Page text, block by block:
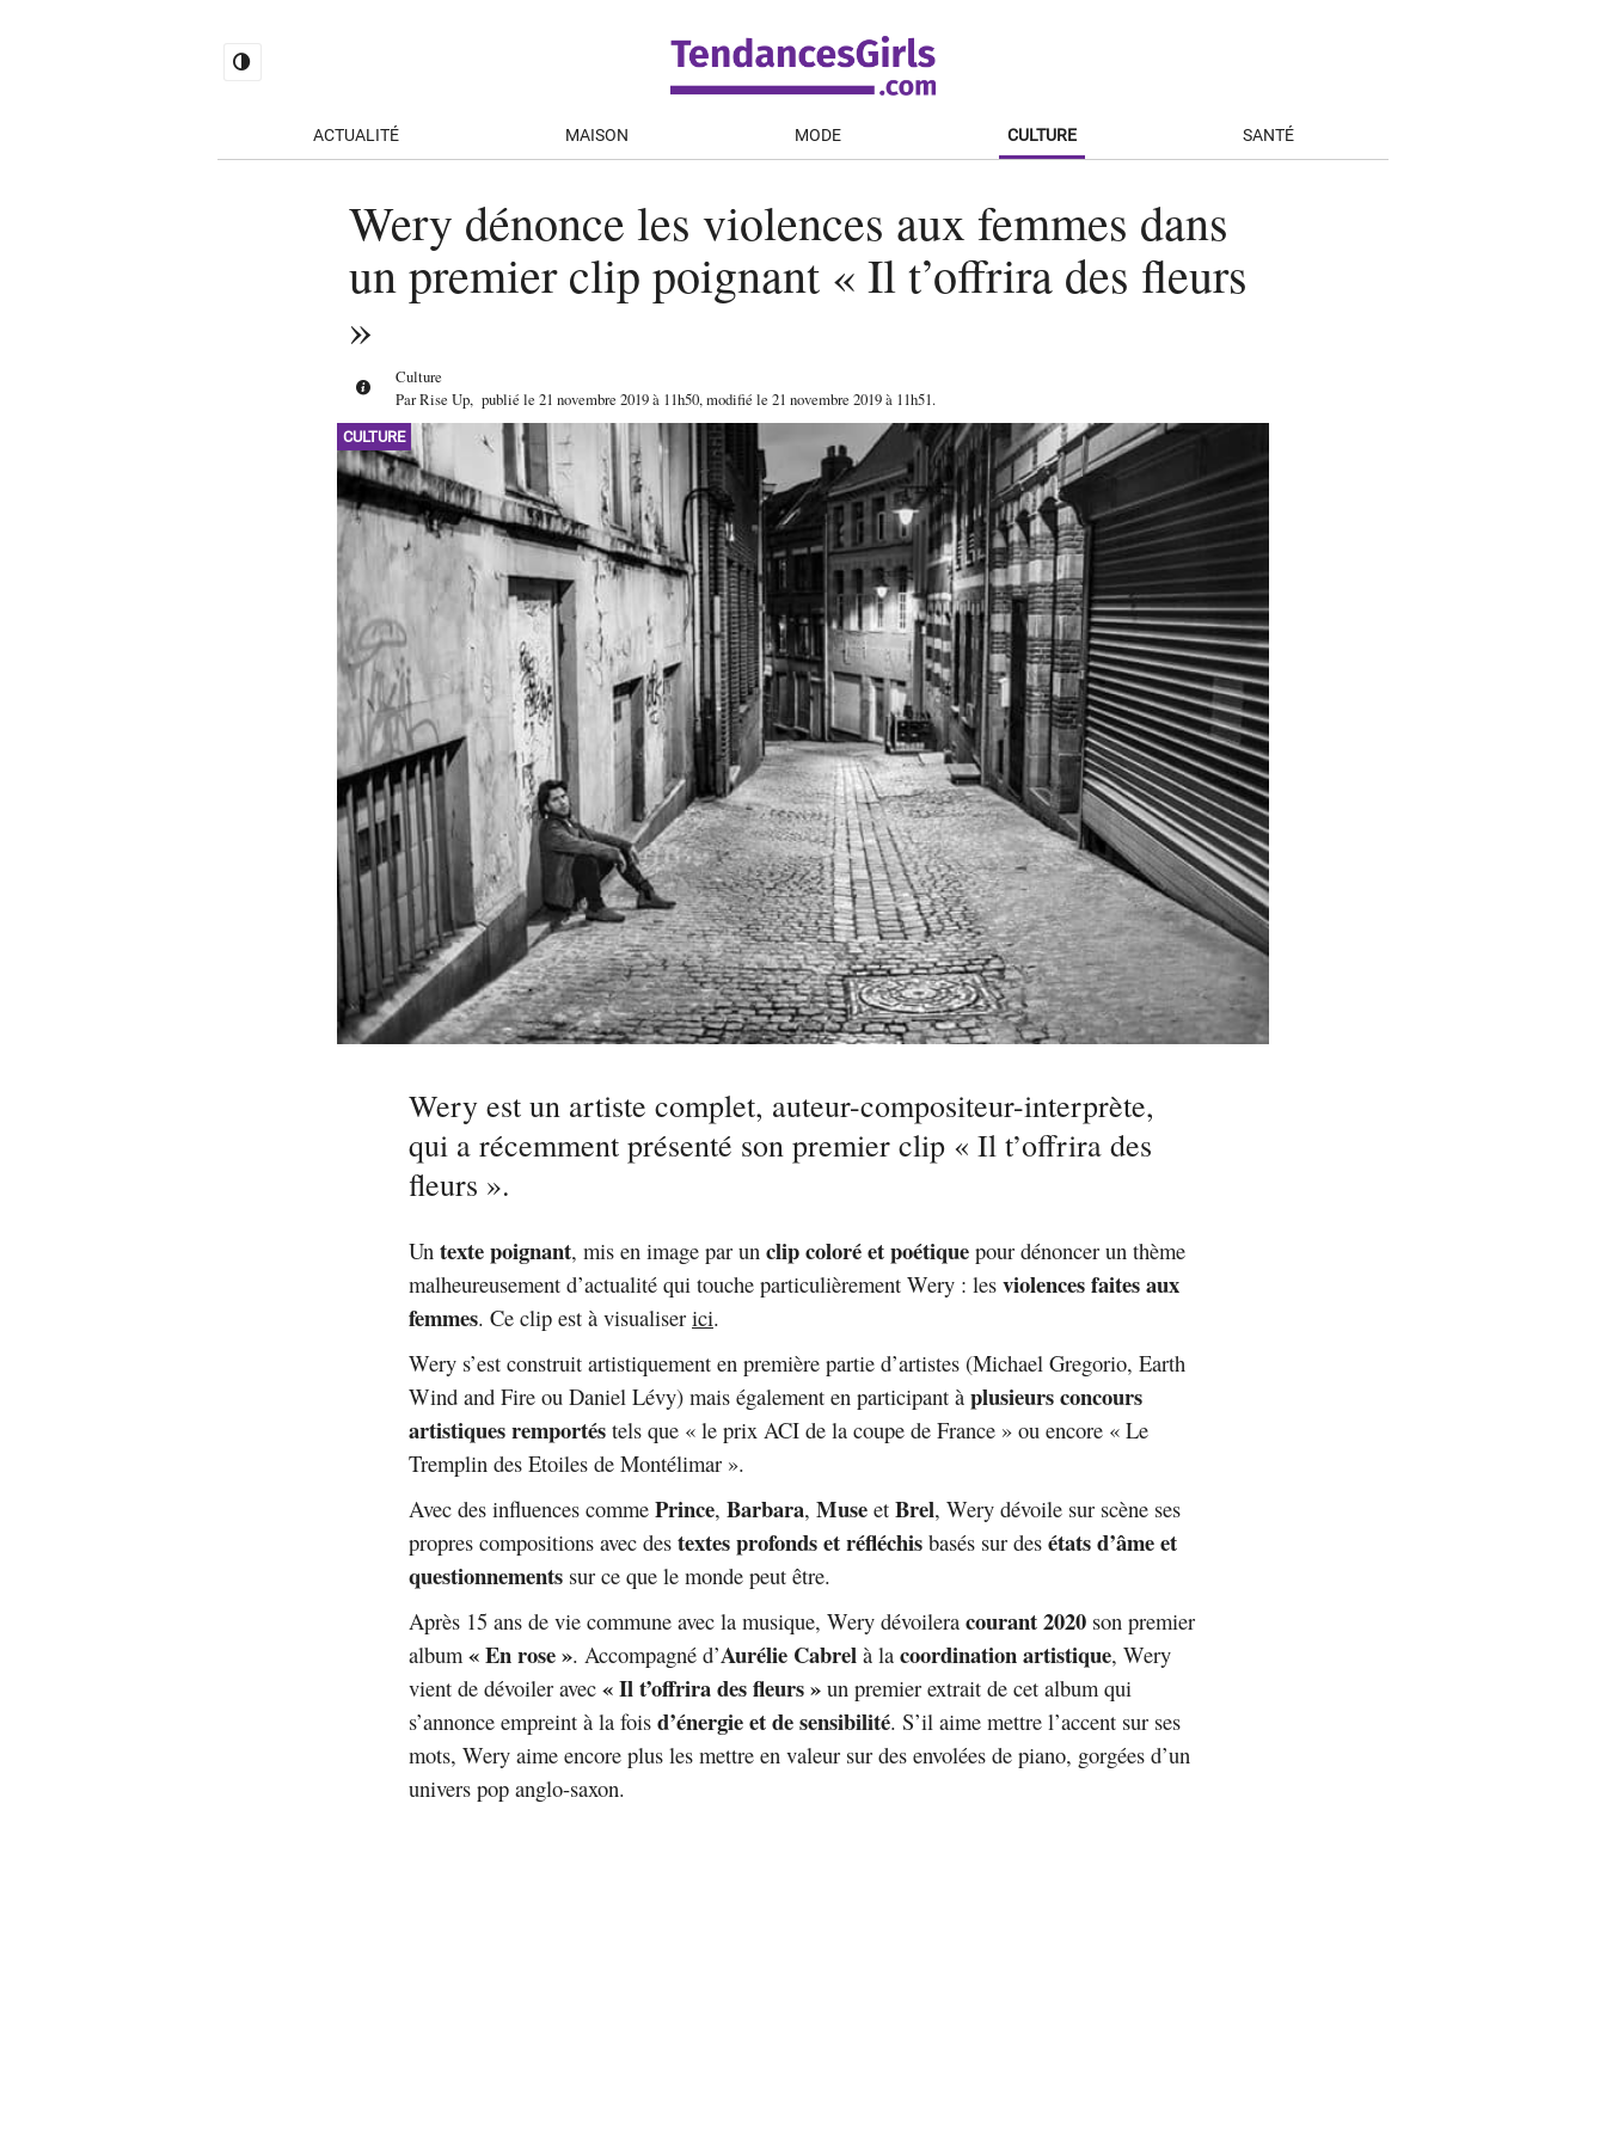
ACTUALITÉ MAISON MODE CULTURE SANTÉ
Wery dénonce les violences aux femmes dans
un premier clip poignant « Il t’offrira des fleurs
»
Culture
ParRise Up, publié le 21 novembre 2019à 11h50, modifié le 21 novembre 2019 à 11h51.
CULTURE
Wery est un artiste complet, auteur-compositeur-interprète,
qui a récemment présenté son premier clip « Il t’offrira des
fleurs ».
Un texte poignant, mis en image par un clip coloré et poétique pour dénoncer un thème
malheureusement d’actualité qui touche particulièrement Wery : les violences faites aux
femmes. Ce clip est à visualiser ici.
Wery s’est construit artistiquement en première partie d’artistes (Michael Gregorio, Earth
Wind and Fire ou Daniel Lévy) mais également en participant à plusieurs concours
artistiques remportés tels que « le prix ACI de la coupe de France » ou encore « Le
Tremplin des Etoiles de Montélimar ».
Avec des influences comme Prince, Barbara, Muse et Brel, Wery dévoile sur scène ses
propres compositions avec des textes profonds et réfléchis basés sur des états d’âme et
questionnements sur ce que le monde peut être.
Après 15 ans de vie commune avec la musique, Wery dévoilera courant 2020 son premier
album « En rose ». Accompagné d’Aurélie Cabrel à la coordination artistique, Wery
vient de dévoiler avec « Il t’offrira des fleurs » un premier extrait de cet album qui
s’annonce empreint à la fois d’énergie et de sensibilité. S’il aime mettre l’accent sur ses
mots, Wery aime encore plus les mettre en valeur sur des envolées de piano, gorgées d’un
univers pop anglo-saxon.